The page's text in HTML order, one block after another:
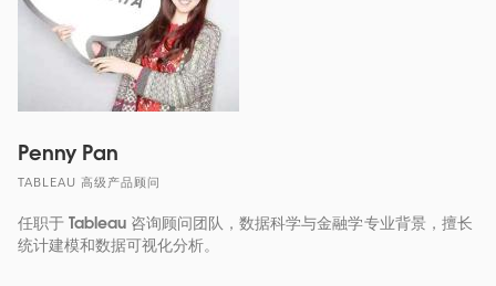
Penny Pan
TABLEAU 高级产品顾问
任职于 Tableau 咨询顾问团队，数据科学与金融学专业背景，擅长
统计建模和数据可视化分析。